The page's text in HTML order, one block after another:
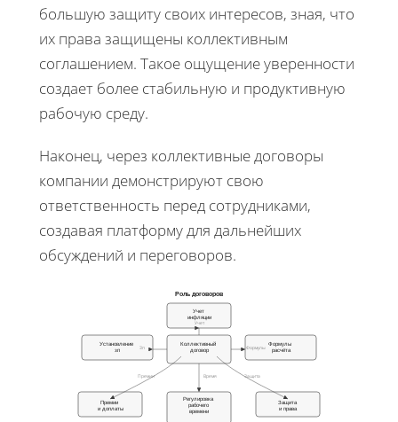
большую защиту своих интересов, зная, что
их права защищены коллективным
соглашением. Такое ощущение уверенности
создает более стабильную и продуктивную
рабочую среду.
Наконец, через коллективные договоры
компании демонстрируют свою
ответственность перед сотрудниками,
создавая платформу для дальнейших
обсуждений и переговоров.
Роль договоров
Учет
инфляции
Установление
зп
Коллективный
договор
Формулы
расчёта
Премии
и доплаты
Регулировка
рабочего
времени
Защита
и права
Учет
Зп Формулы
Премии Время Защита